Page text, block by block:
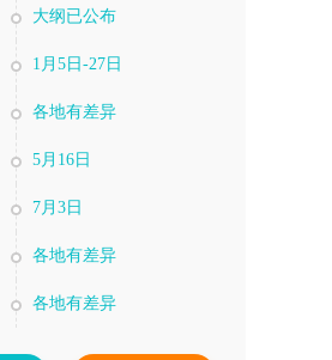
大纲已公布
1月5日-27日
各地有差异
5月16日
7月3日
各地有差异
各地有差异